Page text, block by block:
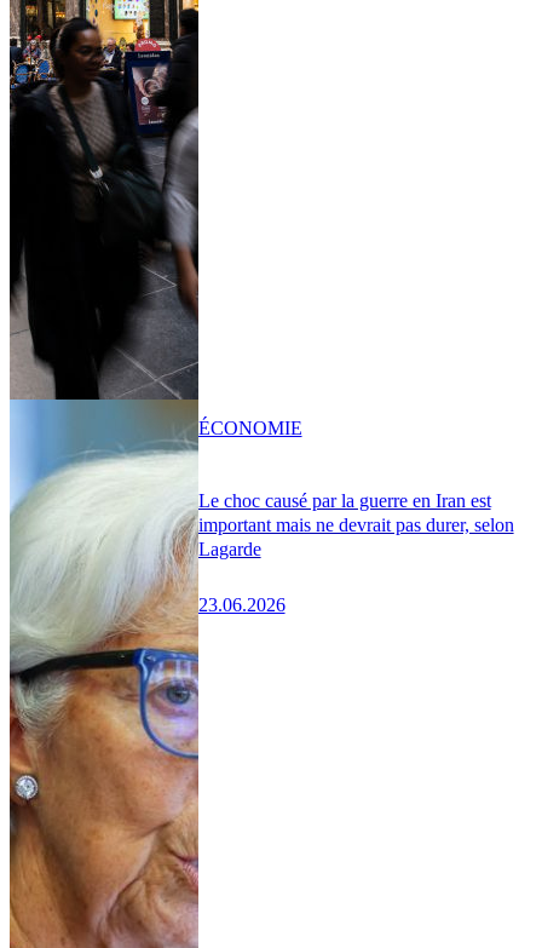
Le choc causé par la guerre en Iran est
important mais ne devrait pas durer, selon
Lagarde
23.06.2026
ÉCONOMIE